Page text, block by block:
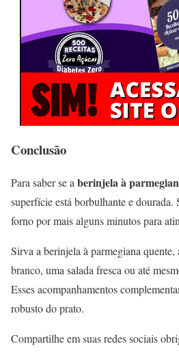
Conclusão
Para saber se aberinjela à
superfície está borbulhante e dourada.
forno por mais alguns minutos para
Sirva a berinjela à parmegiana quente,
branco, uma salada fresca ou até
Esses acompanhamentos
robusto do prato.
Compartilhe em suas redes sociais